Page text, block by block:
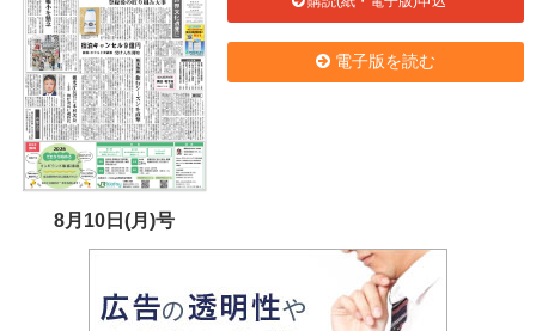
8月10日(月)号
電子版を読む